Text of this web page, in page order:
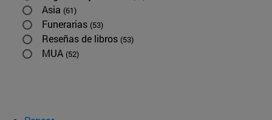
Asia (61)
Funerarias (53)
Reseñas de libros (53)
MUA (52)